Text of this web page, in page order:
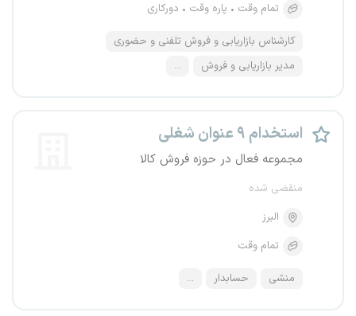
تمام وقت
پاره وقت دورکاری
کارشناس بازاریابی و فروش تلفنی و حضوری
مدیر بازاریابی و فروش
...
استخدام ۹ عنوان شغلی
مجموعه فعال در حوزه فروش کالا
منقضی شده
البرز
تمام وقت
منشی حسابدار ...